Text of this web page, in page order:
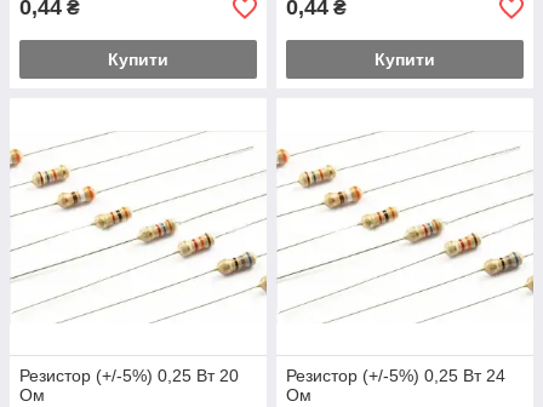
0,44 ₴
Купити
0,44 ₴
Купити
Резистор (+/-5%) 0,25 Вт 20
Ом
Резистор (+/-5%) 0,25 Вт 24
Ом